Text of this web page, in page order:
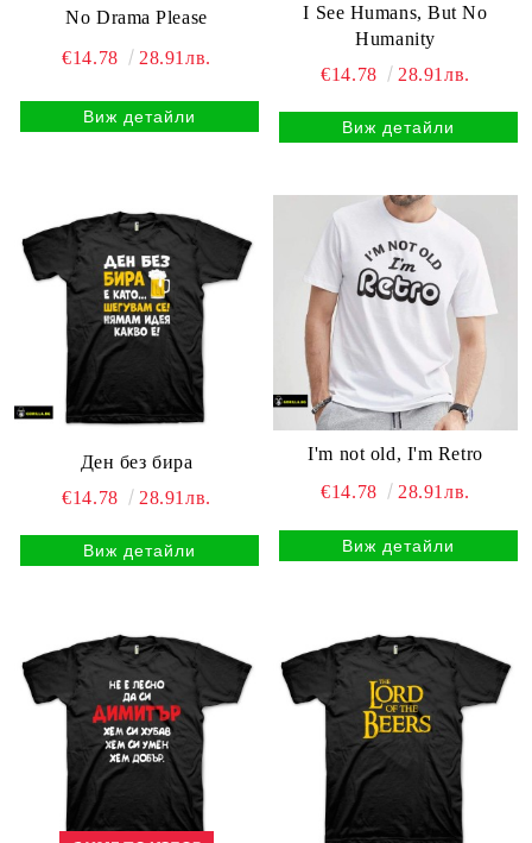
No Drama Please
€14.78 28.91лв.
Виж детайли
I See Humans, But No
Humanity
€14.78
28.91лв.
Виж детайли
Ден без бира
€14.78
28.91лв.
Виж детайли
I'm not old, I'm Retro
€14.78
28.91лв.
Виж детайли